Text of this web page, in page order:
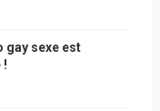
gay sexe est
!